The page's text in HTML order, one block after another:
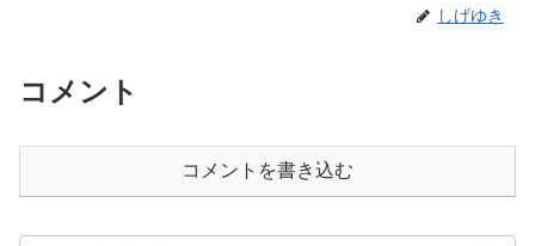
しげゆき
コメント
コメントを書き込む